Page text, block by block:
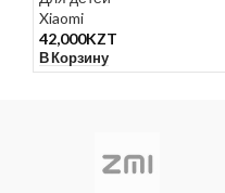
Xiaomi
42,000KZT
В Корзину